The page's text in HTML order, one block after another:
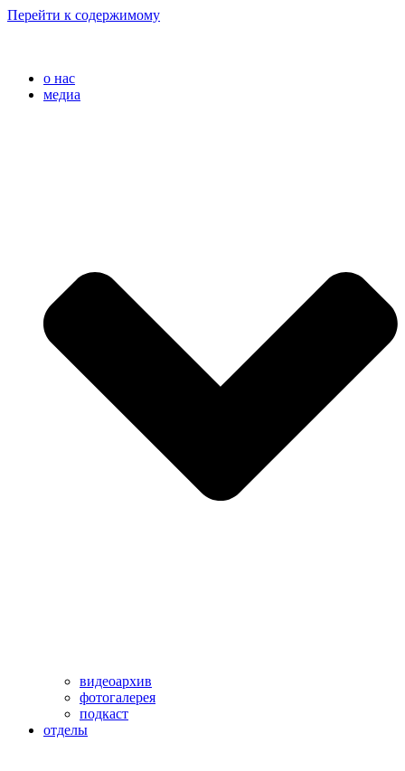
Перейти к содержимому
o нас
медиа
видеоархив
фотогалерея
подкаст
отделы